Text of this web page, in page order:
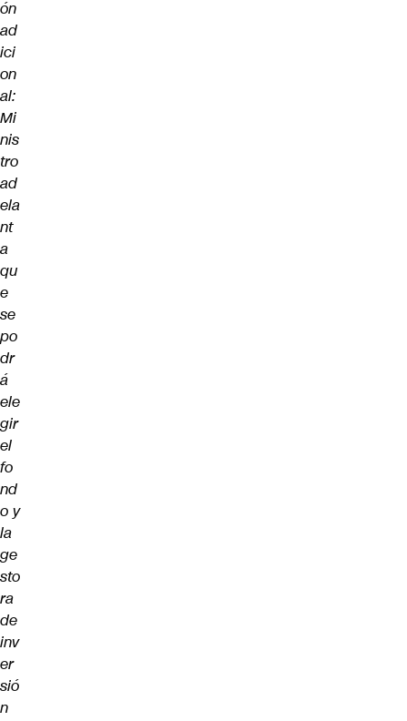
ón
ad
ici
on
al:
Mi
nis
tro
ad
ela
nt
a
qu
e
se
po
dr
á
ele
gir
el
fo
nd
o y
la
ge
sto
ra
de
inv
er
sió
n